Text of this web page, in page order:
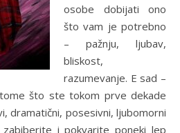
osobe dobijati ono
što vam je potrebno
– pažnju, ljubav,
bliskost,
razumevanje. E sad –
što ste tokom prve dekade
dramatični, posesivni, ljubomorni
i pokvarite poneki lep